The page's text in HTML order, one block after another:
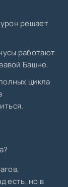
решает
работают
Башне.
цикла
есть, но в